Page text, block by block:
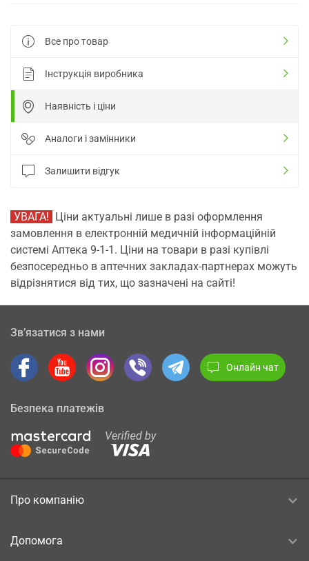
Все про товар
Інструкція виробника
Наявність і ціни
Аналоги і замінники
Залишити відгук
УВАГА! Ціни актуальні лише в разі оформлення
замовлення в електронній медичній інформаційній
системі Аптека 9-1-1. Ціни на товари в разі купівлі
безпосередньо в аптечних закладах-партнерах можуть
відрізнятися від тих, що зазначені на сайті!
Зв’язатися з нами
Онлайн чат
Безпека платежів
Про компанію
Допомога